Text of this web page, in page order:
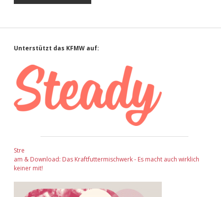
Sidebar
Unterstützt das KFMW auf:
Stre
am & Download: Das Kraftfuttermischwerk - Es macht auch wirklich
keiner mit!